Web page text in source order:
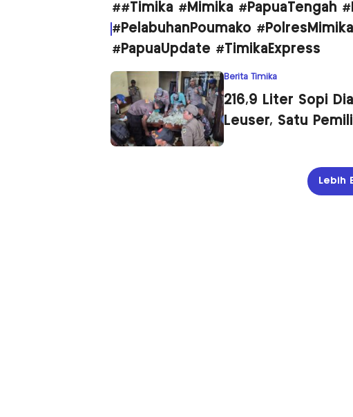
##Timika #Mimika #PapuaTengah
#PelabuhanPoumako
#PapuaUpdate #TimikaExpress
Berita Timika
216,9 Liter Sopi
Leuser, Satu
Lebih